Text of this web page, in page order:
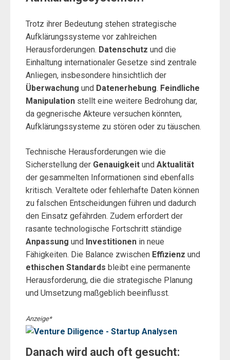
Trotz ihrer Bedeutung stehen strategische
Aufklärungssysteme vor zahlreichen
Herausforderungen. Datenschutz und die
Einhaltung internationaler Gesetze sind zentrale
Anliegen, insbesondere hinsichtlich der
Überwachung und Datenerhebung. Feindliche
Manipulation stellt eine weitere Bedrohung dar,
da gegnerische Akteure versuchen könnten,
Aufklärungssysteme zu stören oder zu täuschen.
Technische Herausforderungen wie die
Sicherstellung der Genauigkeit und Aktualität
der gesammelten Informationen sind ebenfalls
kritisch. Veraltete oder fehlerhafte Daten können
zu falschen Entscheidungen führen und dadurch
den Einsatz gefährden. Zudem erfordert der
rasante technologische Fortschritt ständige
Anpassung und Investitionen in neue
Fähigkeiten. Die Balance zwischen Effizienz und
ethischen Standards bleibt eine permanente
Herausforderung, die die strategische Planung
und Umsetzung maßgeblich beeinflusst.
Anzeige*
Danach wird auch oft gesucht: